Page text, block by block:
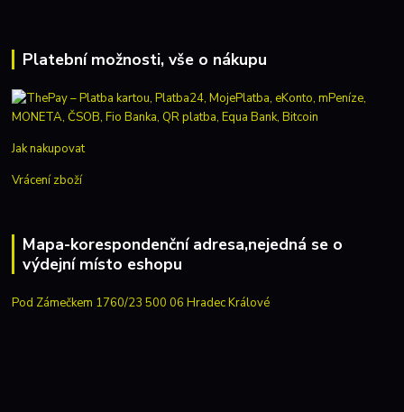
Platební možnosti, vše o nákupu
Jak nakupovat
Vrácení zboží
Mapa-korespondenční adresa,nejedná se o
výdejní místo eshopu
Pod Zámečkem 1760/23 500 06 Hradec Králové